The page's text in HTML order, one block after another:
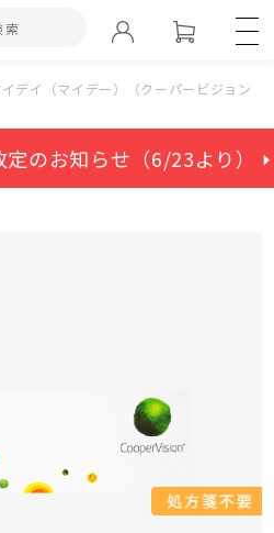
デイ（マイデー）（クーパービジョン）
定のお知らせ（6/23より） ⏵